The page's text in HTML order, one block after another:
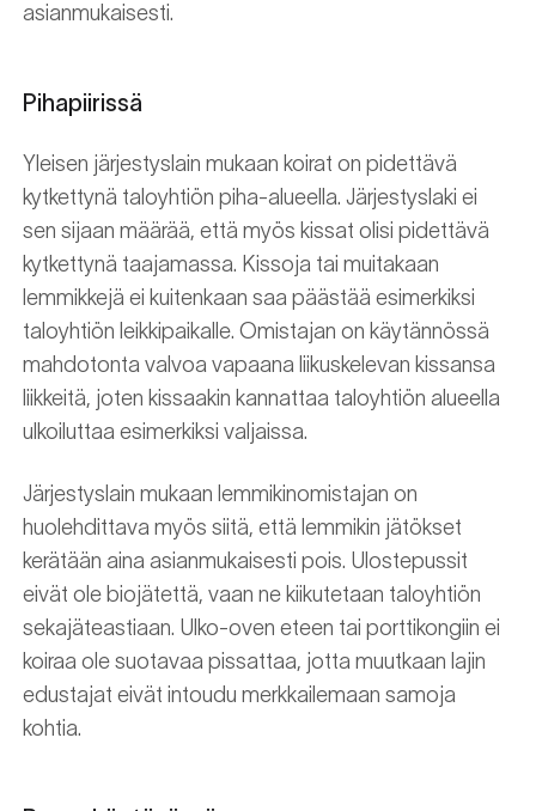
asianmukaisesti.
Pihapiirissä
Yleisen järjestyslain mukaan koirat on pidettävä
kytkettynä taloyhtiön piha-alueella. Järjestyslaki ei
sen sijaan määrää, että myös kissat olisi pidettävä
kytkettynä taajamassa. Kissoja tai muitakaan
lemmikkejä ei kuitenkaan saa päästää esimerkiksi
taloyhtiön leikkipaikalle. Omistajan on käytännössä
mahdotonta valvoa vapaana liikuskelevan kissansa
liikkeitä, joten kissaakin kannattaa taloyhtiön alueella
ulkoiluttaa esimerkiksi valjaissa.
Järjestyslain mukaan lemmikinomistajan on
huolehdittava myös siitä, että lemmikin jätökset
kerätään aina asianmukaisesti pois. Ulostepussit
eivät ole biojätettä, vaan ne kiikutetaan taloyhtiön
sekajäteastiaan. Ulko-oven eteen tai porttikongiin ei
koiraa ole suotavaa pissattaa, jotta muutkaan lajin
edustajat eivät intoudu merkkailemaan samoja
kohtia.